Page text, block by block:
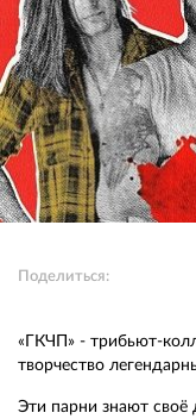
Поделиться:
«ГКЧП» - трибьют-
творчество
Эти парни знают